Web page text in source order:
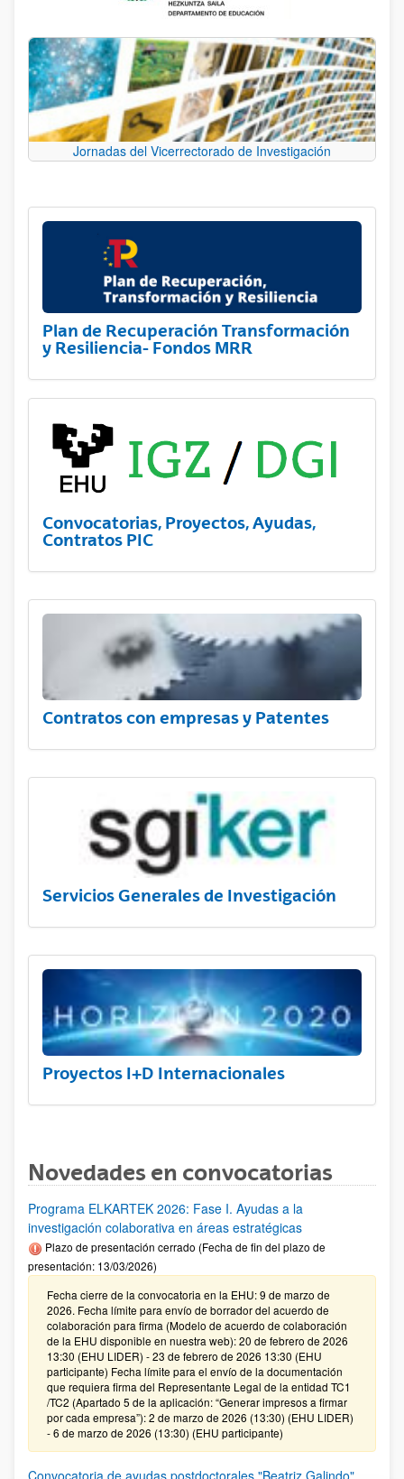
Jornadas del Vicerrectorado de Investigación
Plan de Recuperación Transformación
y Resiliencia- Fondos MRR
Convocatorias, Proyectos, Ayudas,
Contratos PIC
Contratos con empresas y Patentes
Servicios Generales de Investigación
Proyectos I+D Internacionales
Novedades en convocatorias
Programa ELKARTEK 2026: Fase I. Ayudas a la
investigación colaborativa en áreas estratégicas
Plazo de presentación cerrado (Fecha de fin del plazo de
presentación: 13/03/2026)
Fecha cierre de la convocatoria en la EHU: 9 de marzo de
2026. Fecha límite para envío de borrador del acuerdo de
colaboración para firma (Modelo de acuerdo de colaboración
de la EHU disponible en nuestra web): 20 de febrero de 2026
13:30 (EHU LIDER) - 23 de febrero de 2026 13:30 (EHU
participante) Fecha límite para el envío de la documentación
que requiera firma del Representante Legal de la entidad TC1
/TC2 (Apartado 5 de la aplicación: “Generar impresos a firmar
por cada empresa”): 2 de marzo de 2026 (13:30) (EHU LIDER)
- 6 de marzo de 2026 (13:30) (EHU participante)
Convocatoria de ayudas postdoctorales "Beatriz Galindo"